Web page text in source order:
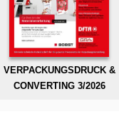
VERPACKUNGSDRUCK &
CONVERTING 3/2026